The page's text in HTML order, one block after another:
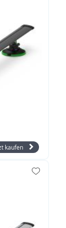
kaufen